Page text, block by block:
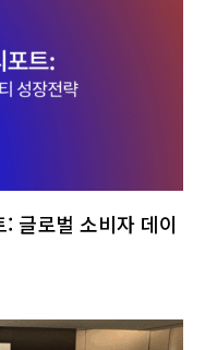
글로벌 소비자 데이